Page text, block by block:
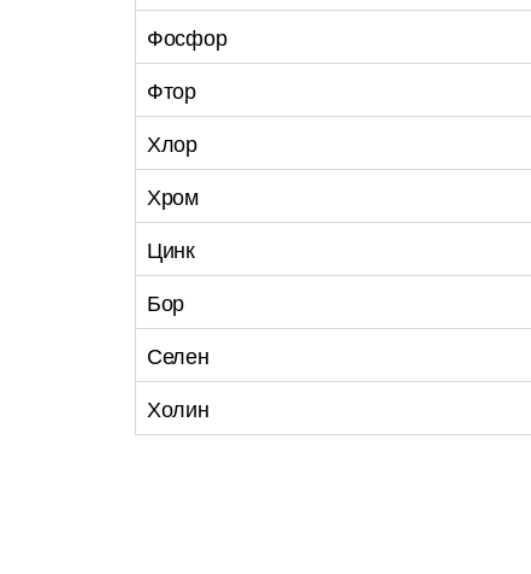
Фосфор
Фтор
Хлор
Хром
Цинк
Бор
Селен
Холин